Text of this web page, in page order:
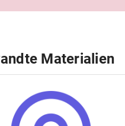
Materialien